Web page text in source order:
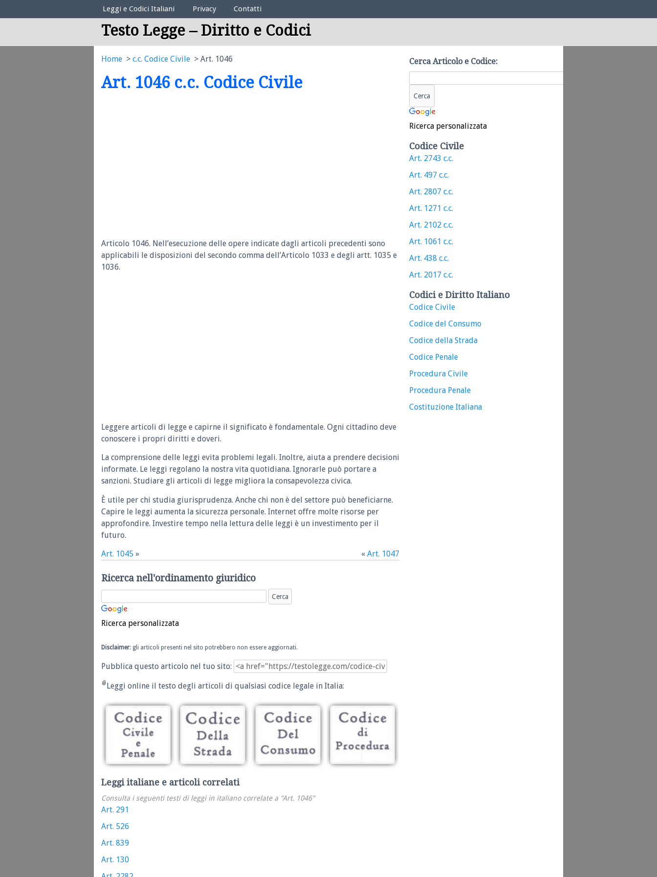
Elenco Codici Legali
Leggi e Codici Italiani Privacy Contatti
Testo Legge – Diritto e Codici
Home c.c. Codice Civile Art. 1046
Art. 1046 c.c. Codice Civile
Articolo 1046. Nell’esecuzione delle opere indicate dagli articoli precedenti sono
applicabili le disposizioni del secondo comma dell’Articolo 1033 e degli artt. 1035 e
1036.
Leggere articoli di legge e capirne il significato è fondamentale. Ogni cittadino deve
conoscere i propri diritti e doveri.
La comprensione delle leggi evita problemi legali. Inoltre, aiuta a prendere decisioni
informate. Le leggi regolano la nostra vita quotidiana. Ignorarle può portare a
sanzioni. Studiare gli articoli di legge migliora la consapevolezza civica.
È utile per chi studia giurisprudenza. Anche chi non è del settore può beneficiarne.
Capire le leggi aumenta la sicurezza personale. Internet offre molte risorse per
approfondire. Investire tempo nella lettura delle leggi è un investimento per il
futuro.
Art. 1045 » « Art. 1047
Ricerca nell'ordinamento giuridico
Ricerca personalizzata
Disclaimer: gli articoli presenti nel sito potrebbero non essere aggiornati.
Pubblica questo articolo nel tuo sito:
Leggi online il testo degli articoli di qualsiasi codice legale in Italia:
Leggi italiane e articoli correlati
Consulta i seguenti testi di leggi in italiano correlate a "Art. 1046"
Art. 291
Art. 526
Art. 839
Art. 130
Cerca Articolo e Codice:
Ricerca personalizzata
Codice Civile
Art. 2743 c.c.
Art. 497 c.c.
Art. 2807 c.c.
Art. 1271 c.c.
Art. 2102 c.c.
Art. 1061 c.c.
Art. 438 c.c.
Art. 2017 c.c.
Codici e Diritto Italiano
Codice Civile
Codice del Consumo
Codice della Strada
Codice Penale
Procedura Civile
Procedura Penale
Costituzione Italiana